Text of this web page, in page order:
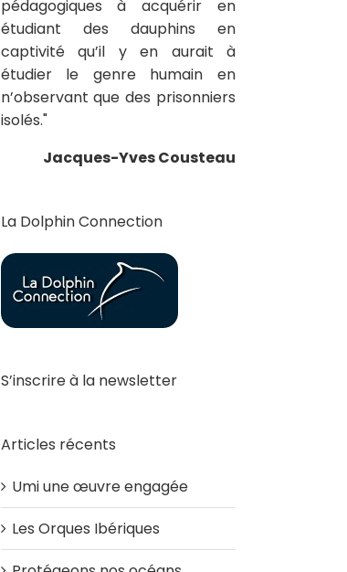
pédagogiques à acquérir en
étudiant des dauphins en
captivité qu’il y en aurait à
étudier le genre humain en
n’observant que des prisonniers
isolés."
Jacques-Yves Cousteau
La Dolphin Connection
S’inscrire à la newsletter
Articles récents
Umi une œuvre engagée
Les Orques Ibériques